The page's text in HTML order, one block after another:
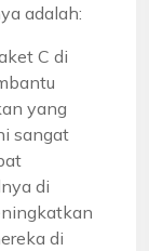
adalah:
C di
yang
sangat
di
di